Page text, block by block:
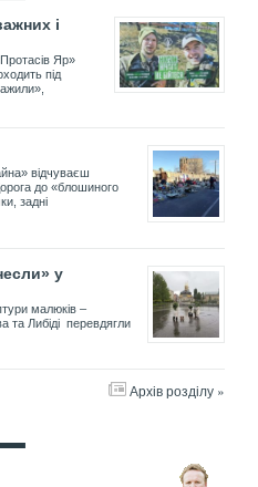
і
Яр»
під
відчуваєш
до «блошиного
задні
у
малюків –
та Либіді перевдягли
Архів розділу »